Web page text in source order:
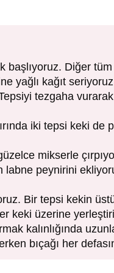
başlıyoruz. Diğer
yağlı kağıt
tezgaha
iki tepsi keki
mikserle
peynirini
Bir tepsi kekin
keki üzerine
kalınlığında
bıçağı her